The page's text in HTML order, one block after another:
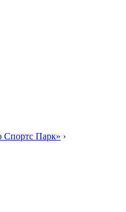
Спортс Парк» ›